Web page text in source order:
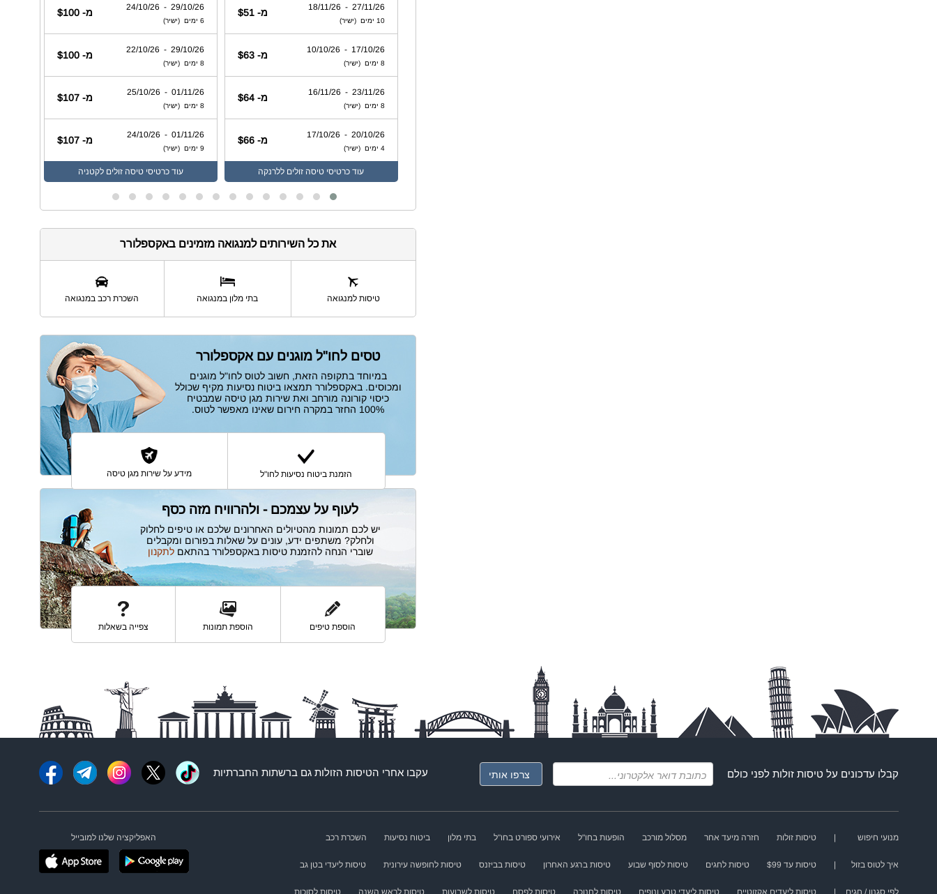
27/11/26 - 18/11/26
10 ימים (ישיר)
מ- $51
17/10/26 - 10/10/26
8 ימים (ישיר)
מ- $63
23/11/26 - 16/11/26
8 ימים (ישיר)
מ- $64
20/10/26 - 17/10/26
4 ימים (ישיר)
מ- $66
עוד כרטיסי טיסה זולים ללרנקה
29/10/26 - 24/10/26
6 ימים (ישיר)
מ- $100
29/10/26 - 22/10/26
8 ימים (ישיר)
מ- $100
01/11/26 - 25/10/26
8 ימים (ישיר)
מ- $107
01/11/26 - 24/10/26
9 ימים (ישיר)
מ- $107
עודכרטיסי טיסה זולים לקטניה
את כל השירותים למנגואה מזמינים באקספלורר
טיסות למנגואה בתי מלון במנגואה השכרת רכב במנגואה
הזמנת ביטוח נסיעות לחו"ל מידע על שירות מגן טיסה
טסים לחו"ל מוגנים עם אקספלורר
במיוחד בתקופה הזאת, חשוב לטוס לחו"ל מוגנים
ומכוסים. באקספלורר תמצאו ביטוח נסיעות מקיף שכולל
כיסוי קורונה מורחב ואת שירות מגן טיסה שמבטיח
100% החזר במקרה חירום שאינו מאפשר לטוס.
הוספת טיפים הוספת תמונות צפייה בשאלות
לעוף על עצמכם - ולהרוויח מזה כסף
יש לכם תמונות מהטיולים האחרונים שלכם או טיפים לחלוק
ולחלק? משתפים ידע, עונים על שאלות בפורום ומקבלים
שוברי הנחה להזמנת טיסות באקספלורר בהתאםלתקנון
קבלו עדכונים על טיסות זולות לפני כולם עקבו אחרי הטיסות הזולות גם ברשתות החברתיות
מנועי חיפוש | טיסות זולות חזרה מיעד אחר מסלול מורכב הופעות בחו"ל אירועי ספורט בחו"ל בתי מלון ביטוח נסיעות השכרת רכב
איך לטוס בזול | טיסות עד $99 טיסות לחגים טיסות לסוף שבוע טיסות ברגע האחרון טיסות בביזנס טיסות לחופשה עירונית טיסות ליעדי בטן גב
לפי סגנון / חגים | טיסות ליעדים אקזוטיים טיסות ליעדי טבע ונופים טיסות לחנוכה טיסות לפסח טיסות לשבועות טיסות לראש השנה טיסות לסוכות
האפליקציה שלנו למובייל